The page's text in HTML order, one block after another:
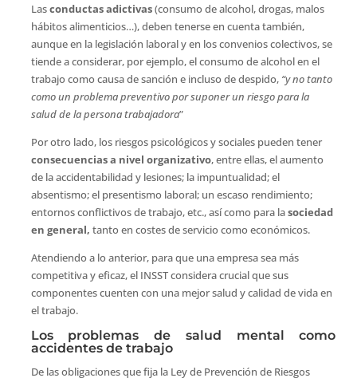
Lasconductas adictivas(consumo de alcohol, drogas, malos
hábitos alimenticios…), deben tenerse en cuenta también,
aunque en la legislación laboral y en los convenios colectivos, se
tiende a considerar, por ejemplo, el consumo de alcohol en el
trabajo como causa de sanción e incluso de despido, “y no tanto
como un problema preventivo por suponer un riesgo para la
salud de la persona trabajadora”
Por otro lado, los riesgos psicológicos y sociales pueden tener
consecuencias a nivel organizativo, entre ellas, el aumento
de la accidentabilidad y lesiones; la impuntualidad; el
absentismo; el presentismo laboral; un escaso rendimiento;
entornos conflictivos de trabajo, etc., así como para lasociedad
en general, tanto en costes de servicio como económicos.
Atendiendo a lo anterior, para que una empresa sea más
competitiva y eficaz, el INSST considera crucial que sus
componentes cuenten con una mejor salud y calidad de vida en
el trabajo.
Los problemas de salud mental como
accidentes de trabajo
De las obligaciones que fija la Ley de Prevención de Riesgos